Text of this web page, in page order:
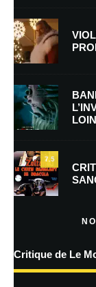
3
Cette série est
Laisser
Votre adresse e-mail
indiqués avec
7.5
Critique de Le